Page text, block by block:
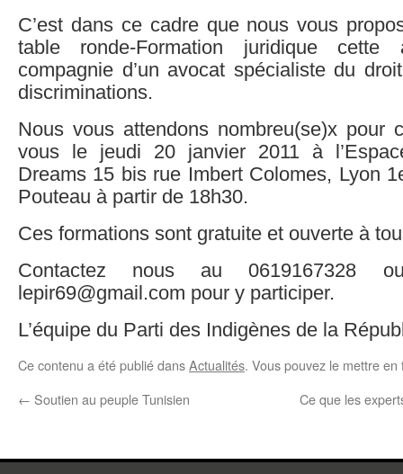
C’est dans ce cadre que nous vous
table ronde-Formation juridique
compagnie d’un avocat spécialiste du
discriminations.
Nous vous attendons nombreu(se)x pour
vous le jeudi 20 janvier 2011 à
Dreams 15 bis rue Imbert Colomes, Lyon
Pouteau à partir de 18h30.
Ces formations sont gratuite et ouverte à
Contactez nous au
lepir69@gmail.com pour y participer.
L’équipe du Parti des Indigènes de la
Ce contenu a été publié dansActualités. Vous pouvez le mettre
← Soutien au peuple Tunisien Ce que les